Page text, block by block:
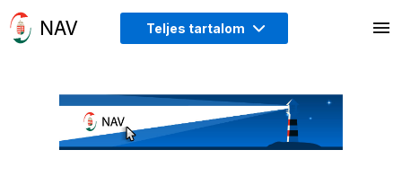
Teljes tartalom